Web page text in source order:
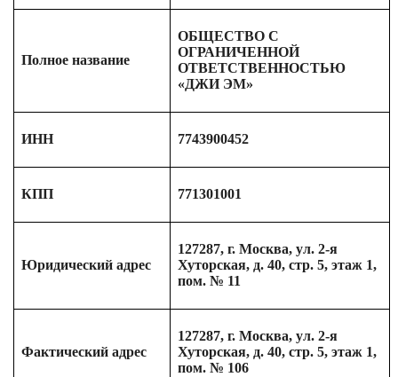
Полное название
ОБЩЕСТВО С
ОГРАНИЧЕННОЙ
ОТВЕТСТВЕННОСТЬЮ
«ДЖИ ЭМ»
ИНН 7743900452
КПП 771301001
Юридический адрес
127287, г. Москва, ул. 2-я
Хуторская, д. 40, стр. 5, этаж 1,
пом. № 11
Фактический адрес
127287, г. Москва, ул. 2-я
Хуторская, д. 40, стр. 5, этаж 1,
пом. № 106